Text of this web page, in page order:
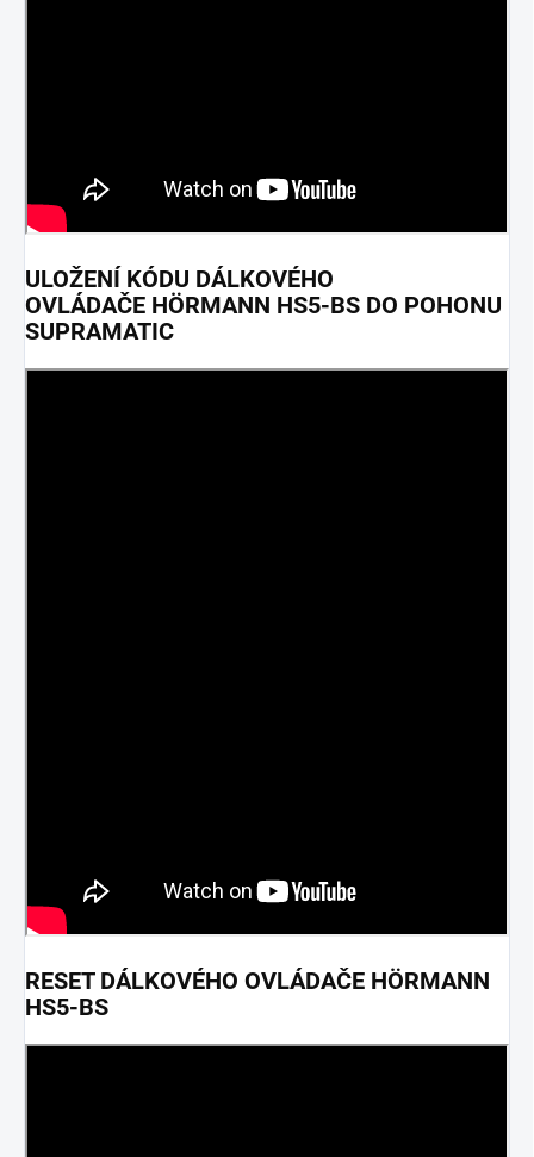
ULOŽENÍ KÓDU DÁLKOVÉHO
OVLÁDAČE HÖRMANN HS5-BS DO POHONU
SUPRAMATIC
RESET DÁLKOVÉHO OVLÁDAČE HÖRMANN
HS5-BS